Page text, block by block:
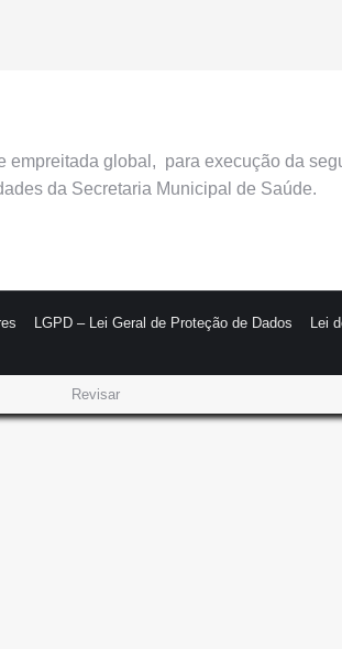
global, para execução da
da Secretaria Municipal de Saúde.
LGPD – Lei Geral de Proteção de Dados Lei
Revisar